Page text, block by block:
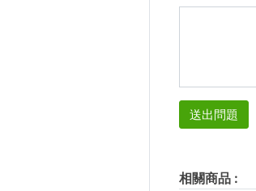
送出問題
相關商品: